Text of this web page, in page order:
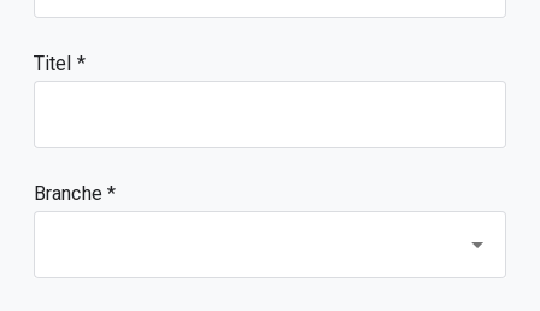
Titel
Branche *